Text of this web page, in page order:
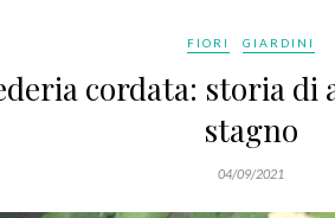
FIORI GIARDINI
cordata: storia di
stagno
04/09/2021